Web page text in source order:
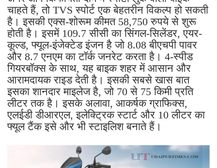
चाहते हैं, तो TVS स्पोर्ट एक बेहतरीन विकल्प हो सकती
है। इसकी एक्स-शोरूम कीमत 58,750 रुपये से शुरू
होती है। इसमें 109.7 सीसी का सिंगल-सिलेंडर, एयर-
कूल्ड, फ्यूल-इंजेक्टेड इंजन है जो 8.08 बीएचपी पावर
और 8.7 एनएम का टॉर्क जनरेट करता है। 4-स्पीड
गियरबॉक्स के साथ, यह बाइक शहर में आसान और
आरामदायक राइड देती है। इसकी सबसे खास बात
इसका शानदार माइलेज है, जो 70 से 75 किमी प्रति
लीटर तक है। इसके अलावा, आकर्षक ग्राफिक्स,
एलईडी डीआरएल, इलेक्ट्रिक स्टार्ट और 10 लीटर का
फ्यूल टैंक इसे और भी स्टाइलिश बनाते हैं।